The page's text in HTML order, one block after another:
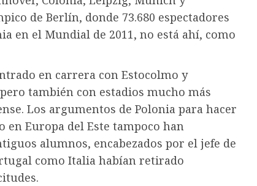
de Berlín, donde 73.680 espectadores
en el Mundial de 2011, no está ahí, como
en carrera con Estocolmo y
también con estadios mucho más
Los argumentos de Polonia para hacer
en Europa del Este tampoco han
alumnos, encabezados por el jefe de
como Italia habían retirado